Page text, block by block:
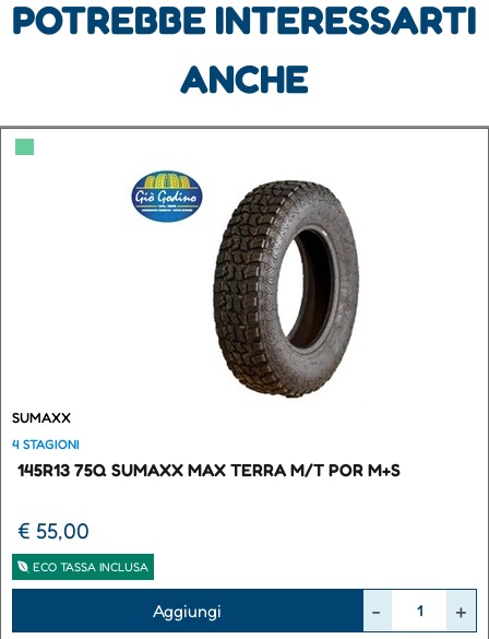
POTREBBE INTERESSARTI
ANCHE
▀
SUMAXX
4 STAGIONI
145R13 75Q SUMAXX MAX TERRA M/T POR M+S
€ 55,00
ECO TASSA INCLUSA
Aggiungi